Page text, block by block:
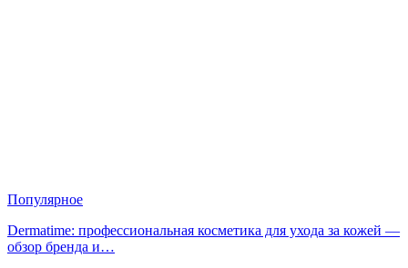
Популярное
Dermatime: профессиональная косметика для ухода за кожей —
обзор бренда и…